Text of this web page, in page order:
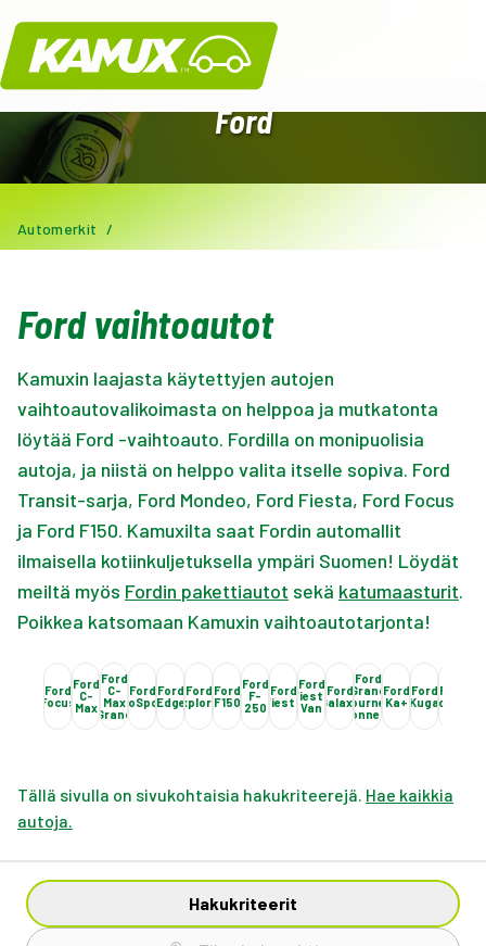
Kamux
Ford
Automerkit /
Ford vaihtoautot
Kamuxin laajasta käytettyjen autojen
vaihtoautovalikoimasta on helppoa ja mutkatonta
löytää Ford -vaihtoauto. Fordilla on monipuolisia
autoja, ja niistä on helppo valita itselle sopiva. Ford
Transit-sarja, Ford Mondeo, Ford Fiesta, Ford Focus
ja Ford F150. Kamuxilta saat Fordin automallit
ilmaisella kotiinkuljetuksella ympäri Suomen! Löydät
meiltä myös Fordin pakettiautot sekä katumaasturit.
Poikkea katsomaan Kamuxin vaihtoautotarjonta!
Ford
Focus
Ford
C-
Max
Ford
C-
Max
Grand
Ford
EcoSport
Ford
Edge
Ford
Explorer
Ford
F150
Ford
F-
250
Ford
Fiesta
Ford
Fiesta
Van
Ford
Galaxy
Ford
Grand
Tourneo
Connect
Ford
Ka+
Ford
Kuga
Ford
Mondeo
Tällä sivulla on sivukohtaisia hakukriteerejä. Hae kaikkia
autoja.
Hakukriteerit